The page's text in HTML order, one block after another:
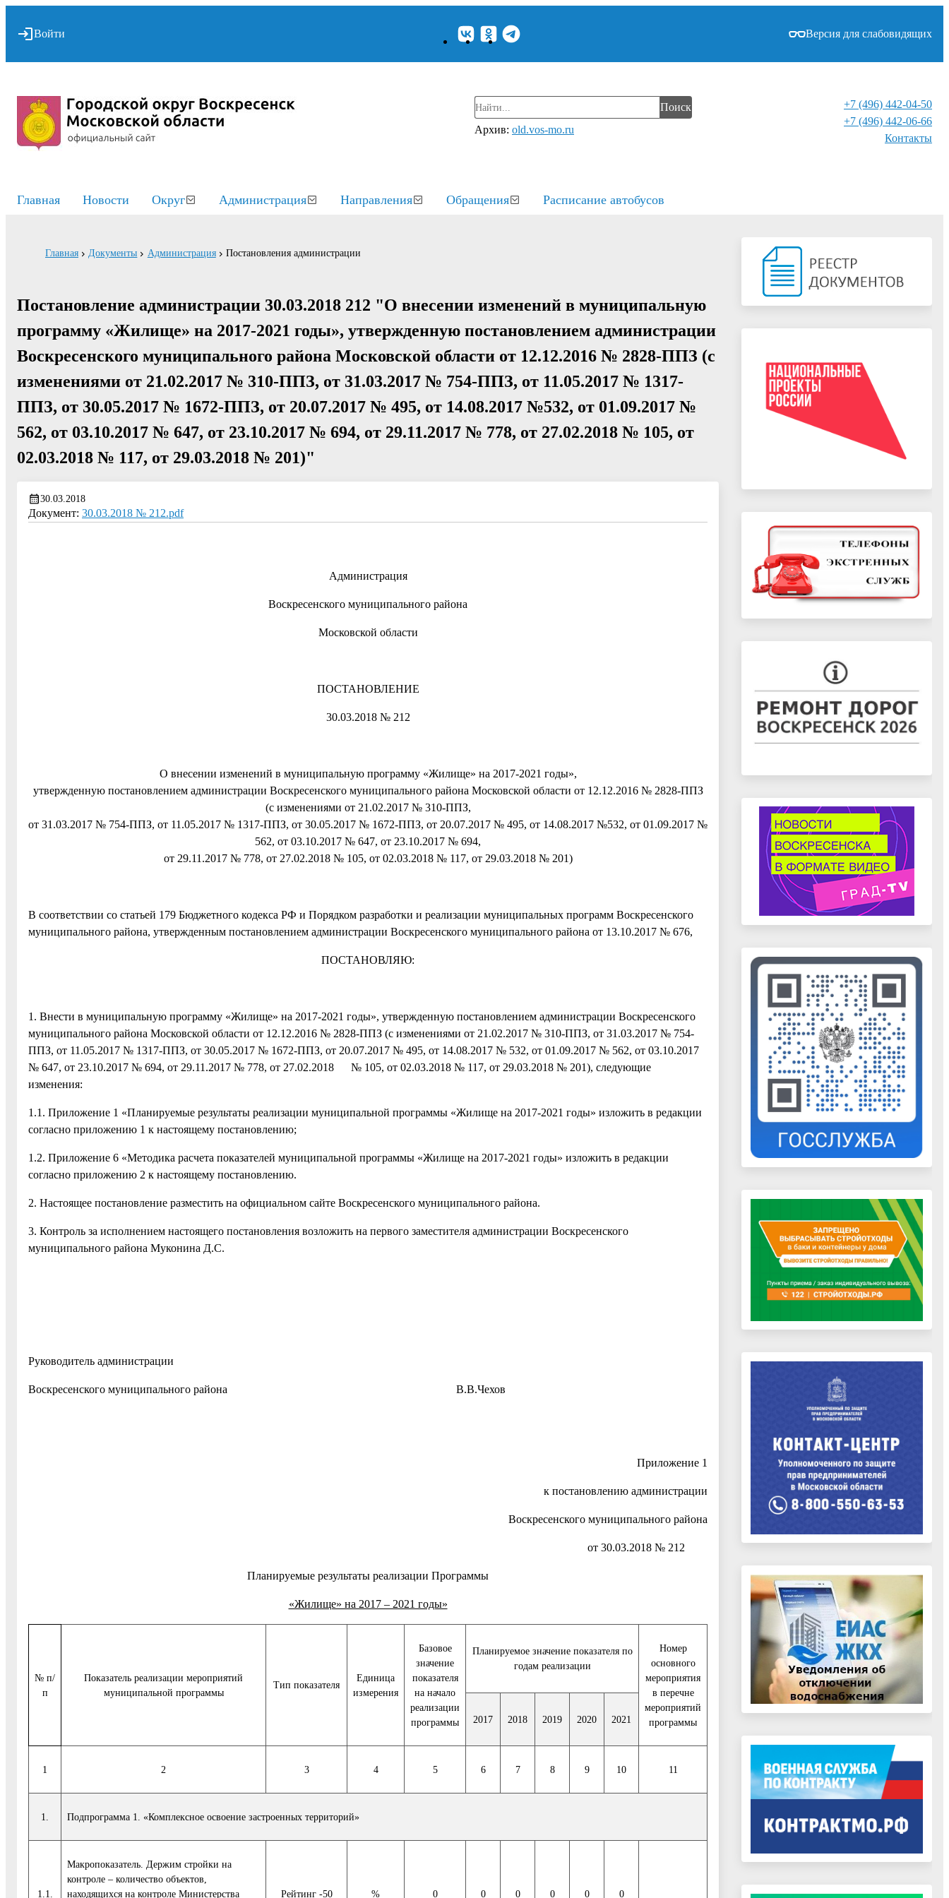
Войти Версия для слабовидящих
Поиск
Архив: old.vos-mo.ru
+7 (496) 442-04-50
+7 (496) 442-06-66
Контакты⁠
Главная Новости Округ Администрация Направления Обращения Расписание автобусов
Главная Документы Администрация Постановления администрации
Постановление администрации 30.03.2018 212 "О внесении изменений в муниципальную
программу «Жилище» на 2017-2021 годы», утвержденную постановлением администрации
Воскресенского муниципального района Московской области от 12.12.2016 № 2828-ППЗ (с
изменениями от 21.02.2017 № 310-ППЗ, от 31.03.2017 № 754-ППЗ, от 11.05.2017 № 1317-
ППЗ, от 30.05.2017 № 1672-ППЗ, от 20.07.2017 № 495, от 14.08.2017 №532, от 01.09.2017 №
562, от 03.10.2017 № 647, от 23.10.2017 № 694, от 29.11.2017 № 778, от 27.02.2018 № 105, от
02.03.2018 № 117, от 29.03.2018 № 201)"
30.03.2018
Документ: 30.03.2018 № 212.pdf
Администрация
Воскресенского муниципального района
Московской области
ПОСТАНОВЛЕНИЕ
30.03.2018 № 212
О внесении изменений в муниципальную программу «Жилище» на 2017-2021 годы»,
утвержденную постановлением администрации Воскресенского муниципального района Московской области от 12.12.2016 № 2828-ППЗ
(с изменениями от 21.02.2017 № 310-ППЗ,
от 31.03.2017 № 754-ППЗ, от 11.05.2017 № 1317-ППЗ, от 30.05.2017 № 1672-ППЗ, от 20.07.2017 № 495, от 14.08.2017 №532, от 01.09.2017 №
562, от 03.10.2017 № 647, от 23.10.2017 № 694,
от 29.11.2017 № 778, от 27.02.2018 № 105, от 02.03.2018 № 117, от 29.03.2018 № 201)
В соответствии со статьей 179 Бюджетного кодекса РФ и Порядком разработки и реализации муниципальных программ Воскресенского
муниципального района, утвержденным постановлением администрации Воскресенского муниципального района от 13.10.2017 № 676,
ПОСТАНОВЛЯЮ:
1. Внести в муниципальную программу «Жилище» на 2017-2021 годы», утвержденную постановлением администрации Воскресенского
муниципального района Московской области от 12.12.2016 № 2828-ППЗ (с изменениями от 21.02.2017 № 310-ППЗ, от 31.03.2017 № 754-
ППЗ, от 11.05.2017 № 1317-ППЗ, от 30.05.2017 № 1672-ППЗ, от 20.07.2017 № 495, от 14.08.2017 № 532, от 01.09.2017 № 562, от 03.10.2017
№ 647, от 23.10.2017 № 694, от 29.11.2017 № 778, от 27.02.2018 № 105, от 02.03.2018 № 117, от 29.03.2018 № 201), следующие
изменения:
1.1. Приложение 1 «Планируемые результаты реализации муниципальной программы «Жилище на 2017-2021 годы» изложить в редакции
согласно приложению 1 к настоящему постановлению;
1.2. Приложение 6 «Методика расчета показателей муниципальной программы «Жилище на 2017-2021 годы» изложить в редакции
согласно приложению 2 к настоящему постановлению.
2. Настоящее постановление разместить на официальном сайте Воскресенского муниципального района.
3. Контроль за исполнением настоящего постановления возложить на первого заместителя администрации Воскресенского
муниципального района Муконина Д.С.
Руководитель администрации
Воскресенского муниципального района В.В.Чехов
Приложение 1
к постановлению администрации
Воскресенского муниципального района
от 30.03.2018 № 212
Планируемые результаты реализации Программы
«Жилище» на 2017 – 2021 годы»
№ п/
п
Показатель реализации мероприятий
муниципальной программы
Тип показателя
Единица
измерения
Базовое
значение
показателя
на начало
реализации
программы
Планируемое значение показателя по
годам реализации
Номер
основного
мероприятия
в перечне
мероприятий
программы
2017 2018 2019 2020 2021
1 2 3 4 5 6 7 8 9 10 11
1. Подпрограмма 1. «Комплексное освоение застроенных территорий»
1.1.
Макропоказатель. Держим стройки на
контроле – количество объектов,
находящихся на контроле Министерства
Рейтинг -50 % 0 0 0 0 0 0